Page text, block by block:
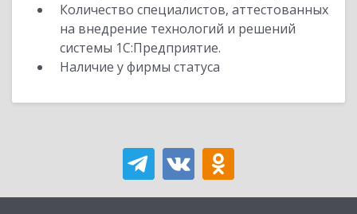
Количество специалистов, аттестованных
на внедрение технологий и решений
системы 1С:Предприятие.
Наличие у фирмы статуса